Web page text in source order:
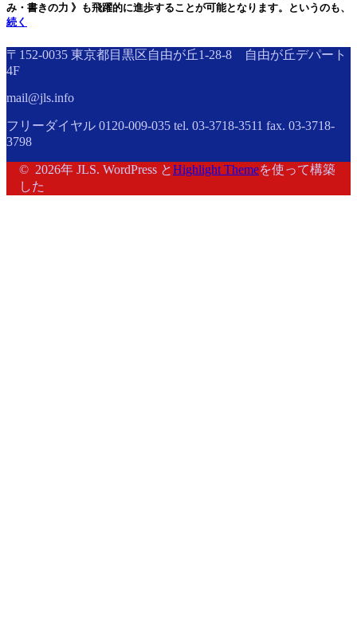
み・書きの力 》も飛躍的に進歩することが可能となります。というのも、
続く
〒152-0035 東京都目黒区自由が丘1-28-8 自由が丘デパート
4F
mail@jls.info
フリーダイヤル 0120-009-035 tel. 03-3718-3511 fax. 03-3718-
3798
© 2026年 JLS. WordPress とHighlight Themeを使って構築
した